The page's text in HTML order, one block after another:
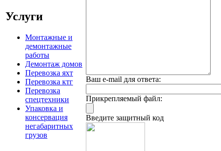
Услуги
Монтажные и
демонтажные
работы
Демонтаж домов
Перевозка яхт
Перевозка ктг
Перевозка
спецтехники
Упаковка и
консервация
негабаритных
грузов
Ваш e-mail для ответа:
Прикрепляемый файл:
Введите защитный код